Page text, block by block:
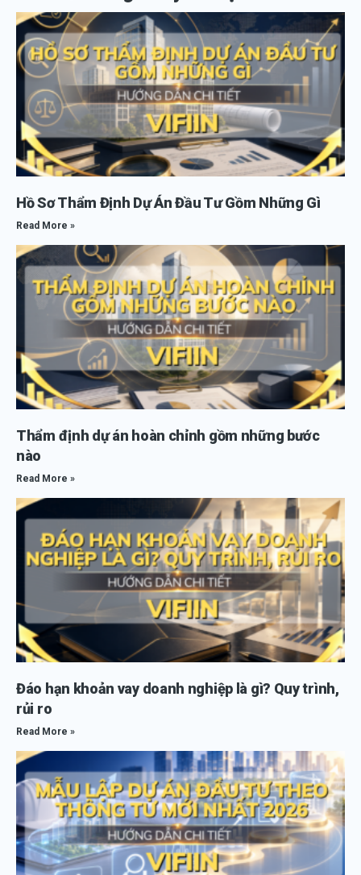
Hồ Sơ Thẩm Định Dự Án Đầu Tư Gồm Những Gì
Read More »
Thẩm định dự án hoàn chỉnh gồm những bước
nào
Read More »
Đáo hạn khoản vay doanh nghiệp là gì? Quy trình,
rủi ro
Read More »